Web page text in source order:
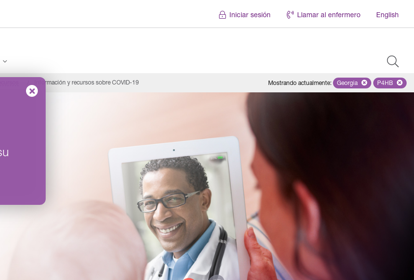
Iniciar sesión Llamar al enfermero English
Información y recursos sobre COVID-19 Mostrando actualmente: Remove selected state
Georgia Remove
P4HB